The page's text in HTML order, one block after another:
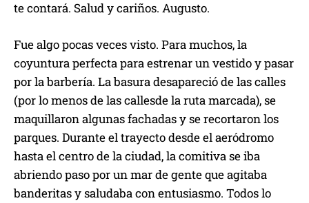
te contará. Salud y cariños. Augusto.
Fue algo pocas veces visto. Para muchos, la
coyuntura perfecta paraestrenarunvestido ypasar
porla barbería. Labasuradesapareció de las calles
(por lo menosdelascallesde la ruta marcada),se
maquillaron algunas fachadas y serecortaronlos
parques. Durante el trayecto desde el aeródromo
hastael centro dela ciudad, la comitiva se iba
abriendo pasopor un mar de gente que agitaba
banderitas y saludaba con entusiasmo. Todos lo